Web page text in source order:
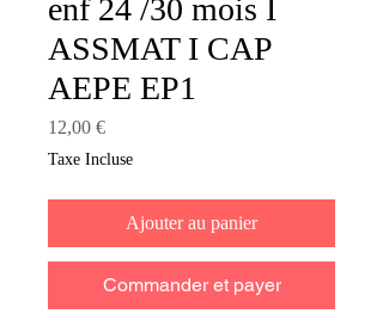
enf 24 /30 mois I
ASSMAT I CAP
AEPE EP1
12,00 €Prix
Taxe Incluse
Ajouter au panier
Commander et payer